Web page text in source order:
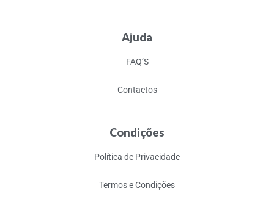
Ajuda
FAQ’S
Contactos
Condições
Política de Privacidade
Termos e Condições